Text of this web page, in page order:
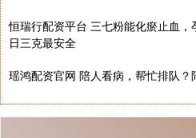
恒瑞行配资平台 三七粉能化瘀止血
日三克最安全
瑶鸿配资官网 陪人看病，帮忙排队